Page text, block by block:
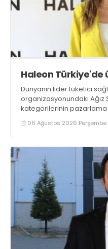
Haleon
Dünyanın lider tüketici
organizasyonundaki Ağız
kategorilerinin
emanet etti. Ağız Sağlığı
Sağlam Balaban
06 Ağustos 2026 Perşembe